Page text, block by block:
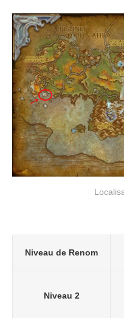
Niveau de Renom
Niveau 2